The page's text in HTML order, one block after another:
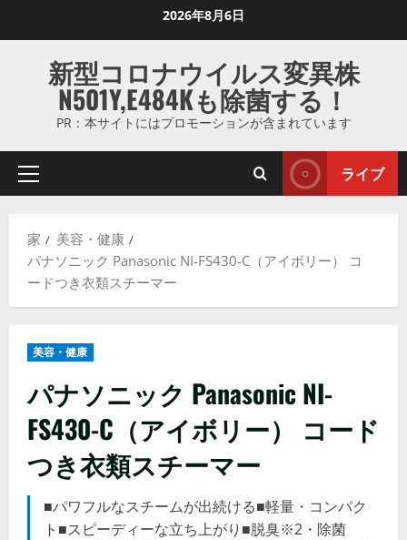
ス
ッ
2026年8月6日
新型コロナウイルス変異株
N501Y,E484Kも除菌する！
PR：本サイトにはプロモーションが含まれています
プ
マ
リ
ー
ライブ
家
美容・健康
パナソニック Panasonic NI-FS430-C（アイボリー） コ
ードつき衣類スチーマー
美容・健康
パナソニック Panasonic NI-
FS430-C（アイボリー） コード
つき衣類スチーマー
■パワフルなスチームが出続ける■軽量・コンパク
ト■スピーディーな立ち上がり■脱臭※2・除菌